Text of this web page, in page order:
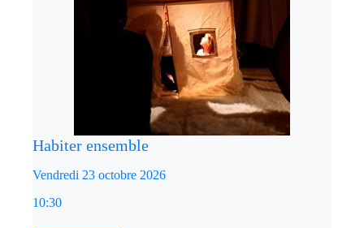
Habiter ensemble
Vendredi 23 octobre 2026
10:30